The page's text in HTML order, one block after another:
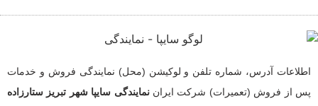
اطلاعات آدرس، شماره تلفن و لوکیشن (محل) نمایندگی فروش و خدمات
پس از فروش (تعمیرات) شرکت ایراننمایندگی سایپا شهر تبریز ستارزاده